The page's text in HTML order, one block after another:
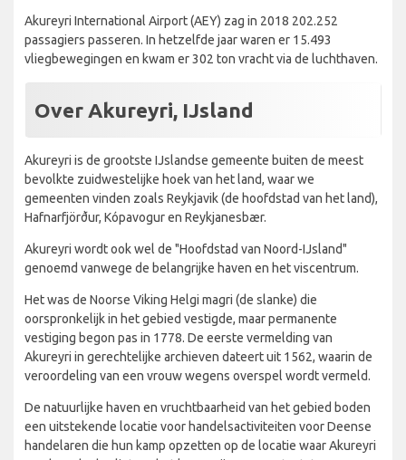
Akureyri International Airport (AEY) zag in 2018 202.252
passagiers passeren. In hetzelfde jaar waren er 15.493
vliegbewegingen en kwam er 302 ton vracht via de luchthaven.
Over Akureyri, IJsland
Akureyri is de grootste IJslandse gemeente buiten de meest
bevolkte zuidwestelijke hoek van het land, waar we
gemeenten vinden zoals Reykjavik (de hoofdstad van het land),
Hafnarfjörður, Kópavogur en Reykjanesbær.
Akureyri wordt ook wel de "Hoofdstad van Noord-IJsland"
genoemd vanwege de belangrijke haven en het viscentrum.
Het was de Noorse Viking Helgi magri (de slanke) die
oorspronkelijk in het gebied vestigde, maar permanente
vestiging begon pas in 1778. De eerste vermelding van
Akureyri in gerechtelijke archieven dateert uit 1562, waarin de
veroordeling van een vrouw wegens overspel wordt vermeld.
De natuurlijke haven en vruchtbaarheid van het gebied boden
een uitstekende locatie voor handelsactiviteiten voor Deense
handelaren die hun kamp opzetten op de locatie waar Akureyri